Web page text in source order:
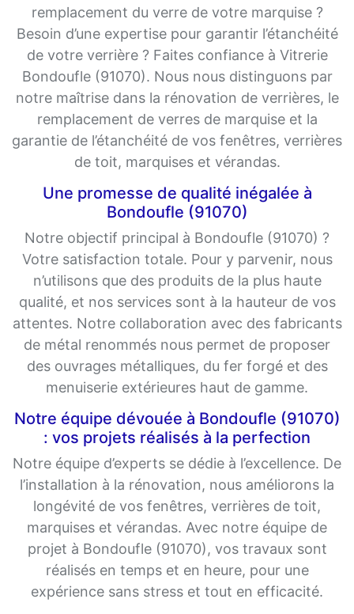
remplacement du verre de votre marquise ?
Besoin d’une expertise pour garantir l’étanchéité
de votre verrière ? Faites confiance à Vitrerie
Bondoufle (91070). Nous nous distinguons par
notre maîtrise dans la rénovation de verrières, le
remplacement de verres de marquise et la
garantie de l’étanchéité de vos fenêtres, verrières
de toit, marquises et vérandas.
Une promesse de qualité inégalée à
Bondoufle (91070)
Notre objectif principal à Bondoufle (91070) ?
Votre satisfaction totale. Pour y parvenir, nous
n’utilisons que des produits de la plus haute
qualité, et nos services sont à la hauteur de vos
attentes. Notre collaboration avec des fabricants
de métal renommés nous permet de proposer
des ouvrages métalliques, du fer forgé et des
menuiserie extérieures haut de gamme.
Notre équipe dévouée à Bondoufle (91070)
: vos projets réalisés à la perfection
Notre équipe d’experts se dédie à l’excellence. De
l’installation à la rénovation, nous améliorons la
longévité de vos fenêtres, verrières de toit,
marquises et vérandas. Avec notre équipe de
projet à Bondoufle (91070), vos travaux sont
réalisés en temps et en heure, pour une
expérience sans stress et tout en efficacité.